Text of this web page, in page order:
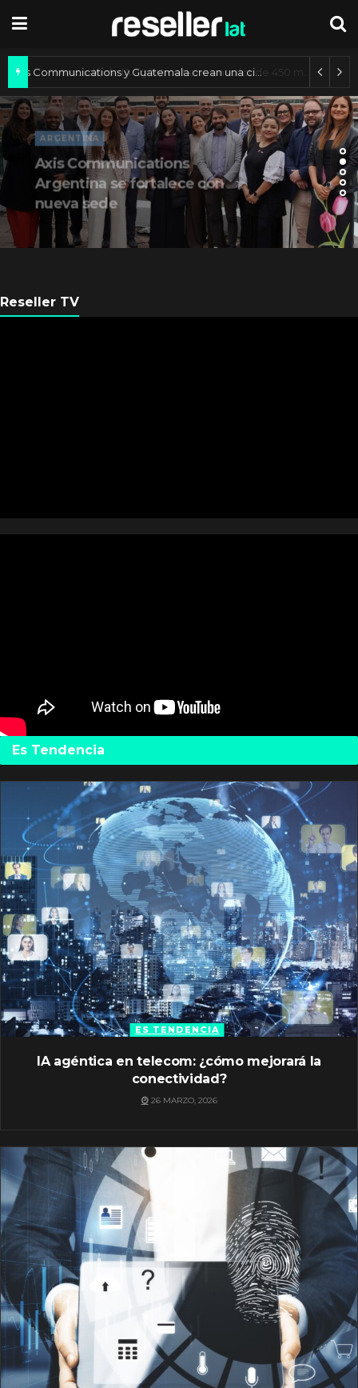
Axis Communications y Guatemala crean una ciudad inteligente
ARGENTINA
Axis Communications
Argentina se fortalece con
nueva sede
Reseller TV
Es Tendencia
ES TENDENCIA
IA agéntica en telecom: ¿cómo mejorará la
conectividad?
26 MARZO, 2026